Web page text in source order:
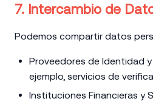
7. Intercambio de
Podemos compartir datos
Proveedores de Identidad
ejemplo, servicios de
Instituciones Financieras y